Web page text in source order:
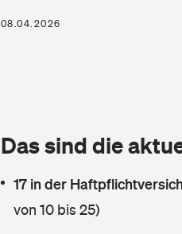
08.04.2026
Das sind die
17 in der
von 10 bis 25)